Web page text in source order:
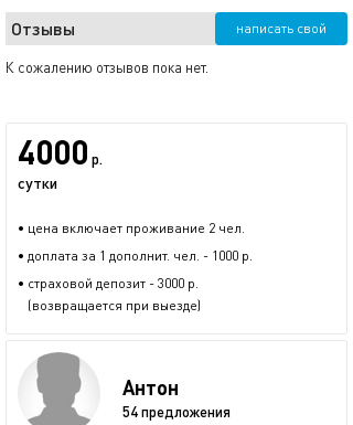
Отзывы написать свой
К сожалению отзывов пока нет.
4000 р.
сутки
• цена включает проживание 2 чел.
• доплата за 1 дополнит. чел. - 1000 р.
• страховой депозит - 3000 р.
(возвращается при выезде)
Антон
54 предложения